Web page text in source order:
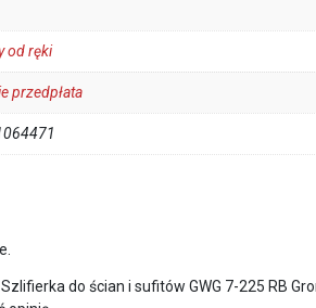
od ręki
przedpłata
do ścian i sufitów GWG 7-225 RB